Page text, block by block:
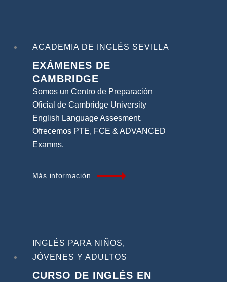
ACADEMIA DE INGLÉS SEVILLA
EXÁMENES DE
CAMBRIDGE
Somos un Centro de Preparación
Oficial de Cambridge University
English Language Assesment.
Ofrecemos PTE, FCE & ADVANCED
Examns.
Más información
INGLÉS PARA NIÑOS,
JÓVENES Y ADULTOS
CURSO DE INGLÉS EN